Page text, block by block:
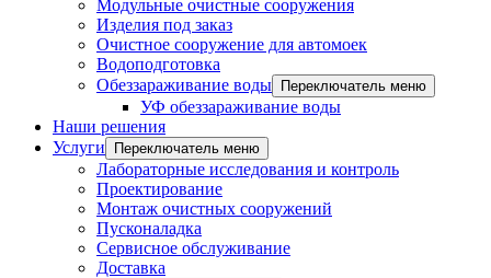
Модульные очистные сооружения
Изделия под заказ
Очистное сооружение для автомоек
Водоподготовка
Обеззараживание воды
Переключатель меню
УФ обеззараживание воды
Наши решения
Услуги
Переключатель меню
Лабораторные исследования и контроль
Проектирование
Монтаж очистных сооружений
Пусконаладка
Сервисное обслуживание
Доставка